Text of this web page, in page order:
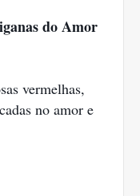
do Amor
vermelhas,
no amor e